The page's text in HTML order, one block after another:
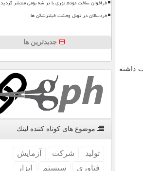
داشته
فراخوان ساخت مودم نوری با تراشه بومی منتشر گردید
خردسالان در تونل وحشت فیلترشکن ها
جدیدترین ها
موضوع های كوتاه كننده لینك
تولید شركت
آزمایش
فناوری
سیستم
ابزار